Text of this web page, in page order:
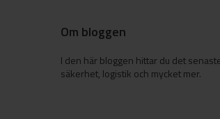
Om bloggen
I den här bloggen hittar du det
säkerhet, logistik och mycket mer.